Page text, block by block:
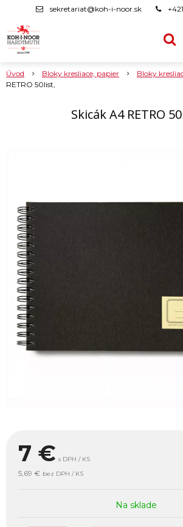
sekretariat@koh-i-noor.sk
Úvod Bloky kresliace, papier Bloky
RETRO 50list,
Skicák A4 RETRO
7 € s DPH / KS
5,69 € bez DPH / KS
Na sklade